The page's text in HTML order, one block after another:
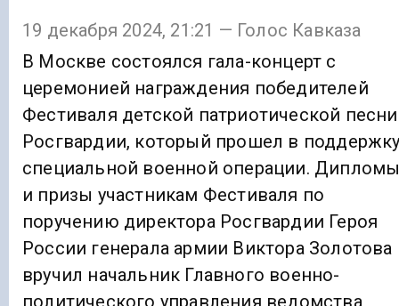
19 декабря 2024, 21:21 — Голос Кавказа
В Москве состоялся гала-концерт с
церемонией награждения победителей
Фестиваля детской патриотической песни
Росгвардии, который прошел в
специальной военной операции.
и призы участникам Фестиваля по
поручению директора Росгвардии Героя
России генерала армии Виктора Золотова
вручил начальник Главного военно-
политического управления ведомства